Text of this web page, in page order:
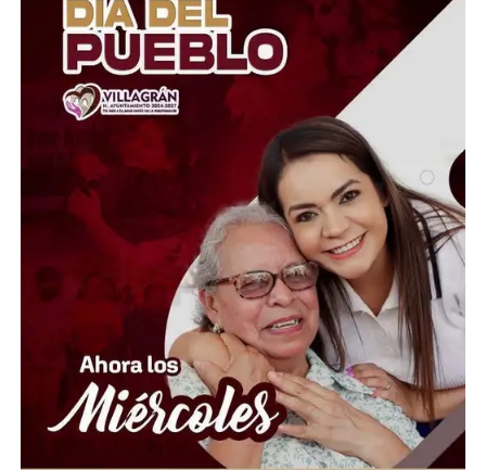
áreas de mantenimiento, seguridad y administración.
“No les digo felicidades; les digo gracias”, expresó, al
destacar que el crecimiento de la Universidad ha sido
posible gracias al esfuerzo de generaciones de
trabajadoras y trabajadores.
Las personas homenajeadas pertenecen a los distintos
campus y áreas de la institución: cinco del Campus
Celaya-Salvatierra, 14 del Campus Guanajuato, cinco del
Campus Irapuato-Salamanca, nueve del Campus León,
16 del Colegio del Nivel Medio Superior y 11 de la
Rectoría General. Como parte de la ceremonia también
se impartió la conferencia “Jubilación, un cambio de
vida, no un final”, reforzando el mensaje de que el retiro
laboral representa una oportunidad para emprender
nuevos proyectos, mientras el legado de quienes
dedicaron décadas a la educación universitaria
permanece en las generaciones presentes y futuras.